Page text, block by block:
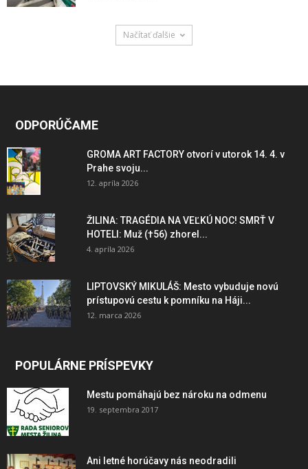
Načítať ďalšie
ODPORÚČAME
GROMA ART FACTORY otvorí v utorok 14. 4. v
Prahe svoju...
12. apríla 2026
ŽILINA: TRAGÉDIA NA VEĽKÚ NOC! SMRŤ V
HOTELI: Muž (†56) zhorel...
4. apríla 2026
LIPTOVSKÝ MIKULÁŠ: Mesto vybuduje novú
prístupovú cestu k pomníku na Háji...
12. marca 2026
POPULÁRNE PRÍSPEVKY
Mestu pomáhajú bez nároku na odmenu
19. septembra 2017
Ani letné horúčavy nás neodradili